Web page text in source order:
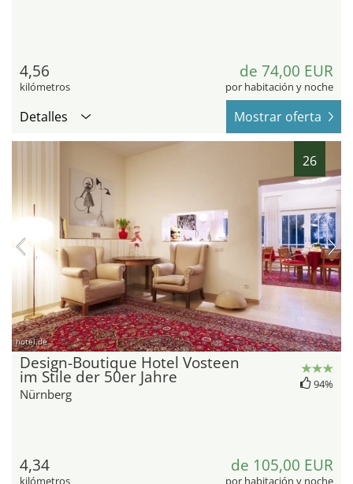
4,56
kilómetros
de 74,00 EUR
por habitación y noche
Detalles Mostrar oferta
26
hotel.de
Design-Boutique Hotel Vosteen
im Stile der 50er Jahre
Nürnberg
94%
4,34 de 105,00 EUR